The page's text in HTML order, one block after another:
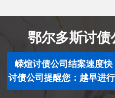
鄂尔多斯讨债
嵘煊讨债公司结案速度
讨债公司提醒您：越早进